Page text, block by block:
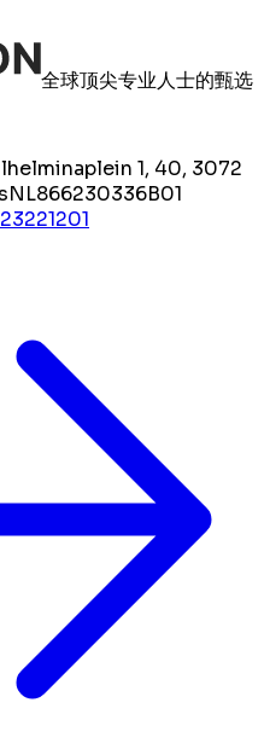
全球顶尖专业人士的甄选
1, 40, 3072
NL866230336B01